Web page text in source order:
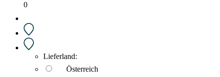
0
Lieferland:
Österreich